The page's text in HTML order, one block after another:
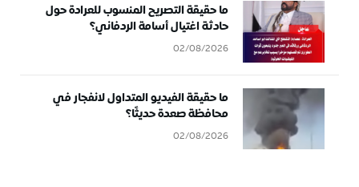
ما حقيقة التصريح المنسوب للعرادة حول
حادثة اغتيال أسامة الردفاني؟
02/08/2026
ما حقيقة الفيديو المتداول لانفجار في
محافظة صعدة حديثًا؟
02/08/2026